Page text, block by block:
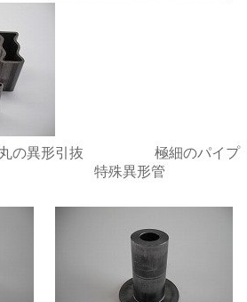
中丸の異形引抜 極細のパイプ
） 特殊異形管